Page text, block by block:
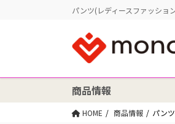
パンツ(レディースファッショ
商品情報
HOME 商品情報 パン